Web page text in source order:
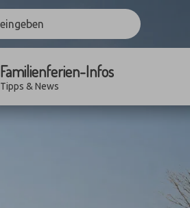
Familienferien-Infos
Tipps & News